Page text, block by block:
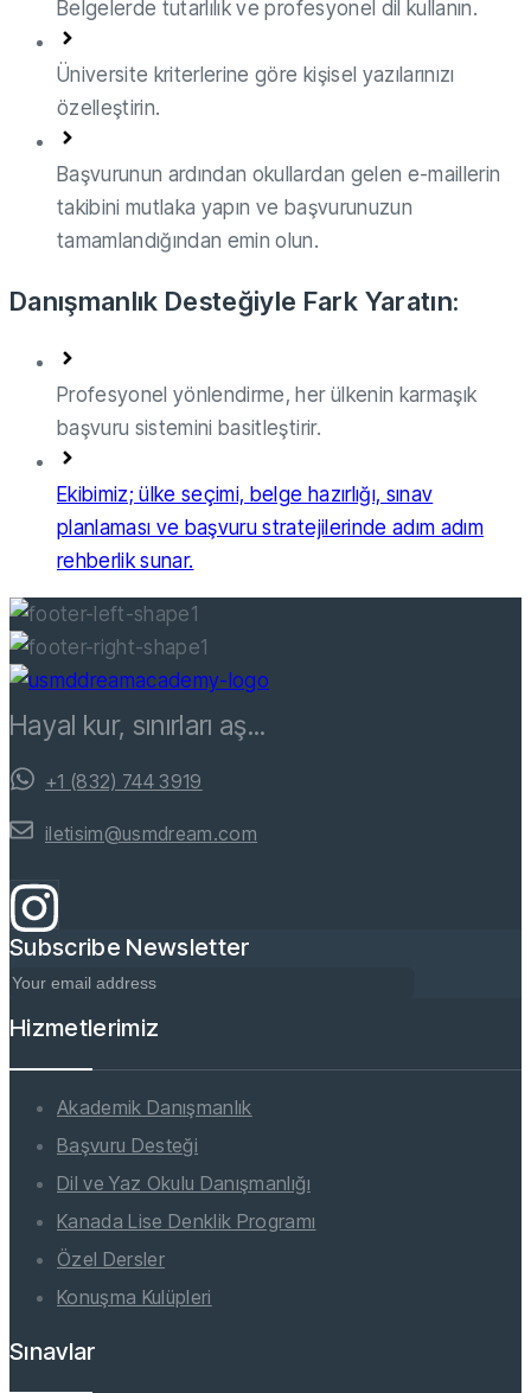
Belgelerde tutarlılık ve profesyonel dil kullanın.
Üniversite kriterlerine göre kişisel yazılarınızı
özelleştirin.
Başvurunun ardından okullardan gelen e-maillerin
takibini mutlaka yapın ve başvurunuzun
tamamlandığından emin olun.
Danışmanlık Desteğiyle Fark Yaratın:
Profesyonel yönlendirme, her ülkenin karmaşık
başvuru sistemini basitleştirir.
Ekibimiz; ülke seçimi, belge hazırlığı, sınav
planlaması ve başvuru stratejilerinde adım adım
rehberlik sunar.
Hayal kur, sınırları aş...
+1 (832) 744 3919
iletisim@usmdream.com
Subscribe Newsletter
Hizmetlerimiz
Akademik Danışmanlık
Başvuru Desteği
Dil ve Yaz Okulu Danışmanlığı
Kanada Lise Denklik Programı
Özel Dersler
Konuşma Kulüpleri
Sınavlar